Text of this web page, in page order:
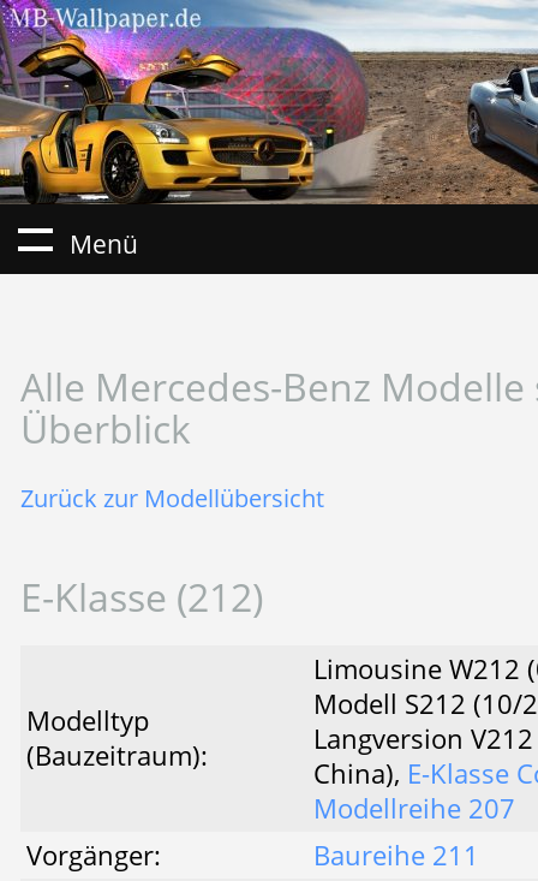
Menü
Alle Mercedes-Benz
Überblick
Zurück zur Modellübersicht
E-Klasse (212)
Modelltyp
(Bauzeitraum):
Limousine W212
Modell S212 (10/
Langversion
China), E-Klasse
Modellreihe 207
Vorgänger:
Baureihe 211